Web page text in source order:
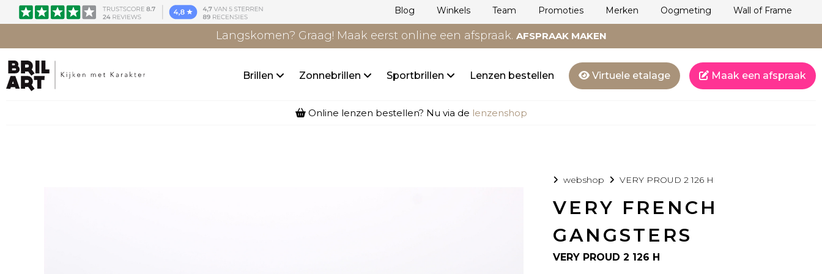
Blog Winkels Team Promoties Merken Oogmeting Wall of Frame
Langskomen? Graag! Maak eerst online een afspraak. AFSPRAAK MAKEN
Brillen Zonnebrillen Sportbrillen Lenzen bestellen Virtuele etalage Maak een afspraak
Online lenzen bestellen? Nu via de lenzenshop
webshop VERY PROUD 2 126 H
VERY FRENCH
GANGSTERS
VERY PROUD 2 126 H